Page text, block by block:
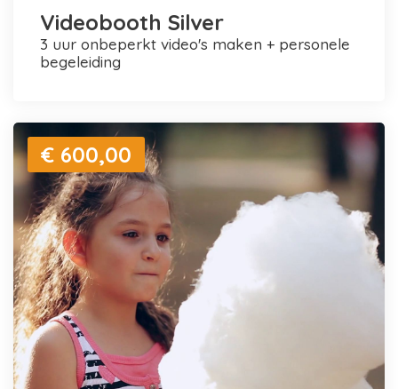
Videobooth Silver
3 uur onbeperkt video's maken + personele
begeleiding
€ 600,00